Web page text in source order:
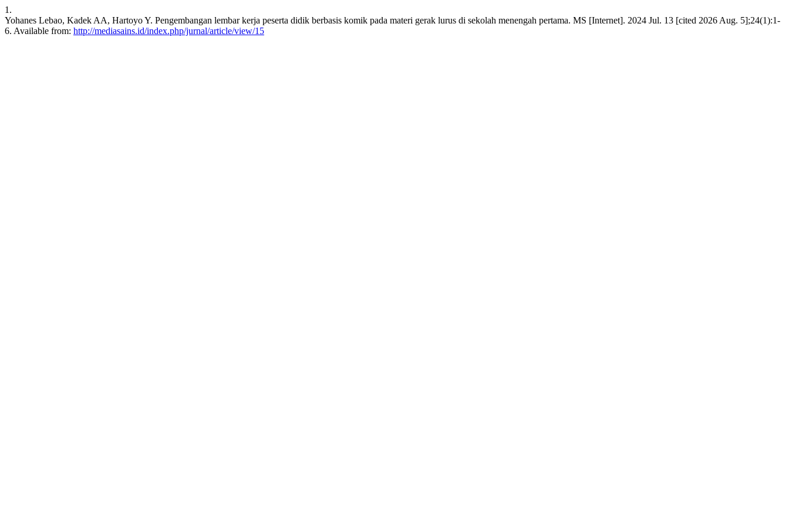
1.
Yohanes Lebao, Kadek AA, Hartoyo Y. Pengembangan lembar kerja peserta didik berbasis komik pada materi gerak lurus di sekolah menengah pertama. MS [Internet]. 2024 Jul. 13 [cited 2026 Aug. 5];24(1):1-
6. Available from: http://mediasains.id/index.php/jurnal/article/view/15